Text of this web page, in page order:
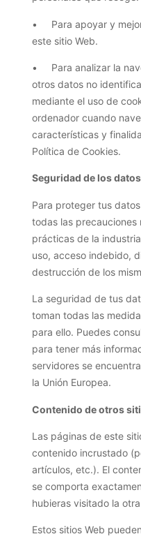
• Para apoyar y
este sitio Web.
• Para analizar la
otros datos no
mediante el uso de
ordenador cuando
características y
Política de Cookies.
Seguridad de los
Para proteger tus
todas las precauciones
prácticas de la
uso, acceso indebido,
destrucción de los
La seguridad de tus
toman todas las
para ello. Puedes
para tener más
servidores se
la Unión Europea.
Contenido de otros
Las páginas de este
contenido incrustado
artículos, etc.). El
se comporta
hubieras visitado la
Estos sitios Web